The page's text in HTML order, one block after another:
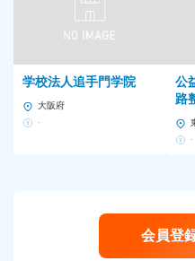
※労務管理を徹底し、残業削減
雇用形態
学校法人追手門学院
大阪府
-
公
路
-
会員登